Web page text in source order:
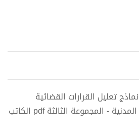
تعليل القرارات القضائية
المستساغة في المادة المدنية - المجموعة الثالثة pdf الكاتب